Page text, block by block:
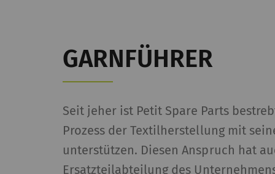
GARNFÜHRER
Seit jeher ist Petit Spare Parts
Prozess der Textilherstellung mit
unterstützen. Diesen Anspruch hat
Ersatzteilabteilung des